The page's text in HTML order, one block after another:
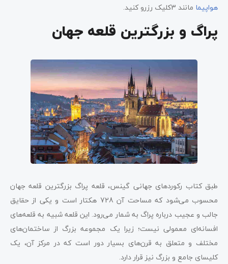
هواپیما مانند 3کلیک رزرو کنید.
پراگ و بزرگترین قلعه جهان
طبق کتاب رکوردهای جهانی گینس، قلعه پراگ بزرگترین قلعه جهان
محسوب می‌شود که مساحت آن 728 هکتار است و یکی از حقایق
جالب و عجیب درباره پراگ به شمار می‌رود. این قلعه شبیه به قلعه‌های
افسانه‌ای معمولی نیست؛ زیرا یک مجموعه بزرگ از ساختمان‌های
مختلف و متعلق به قرن‌های بسیار دور است که در مرکز آن، یک
کلیسای جامع و بزرگ نیز قرار دارد.